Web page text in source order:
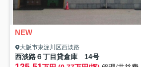
NEW
大阪市東淀川区西淡路
西淡路６丁目貸倉庫 14号